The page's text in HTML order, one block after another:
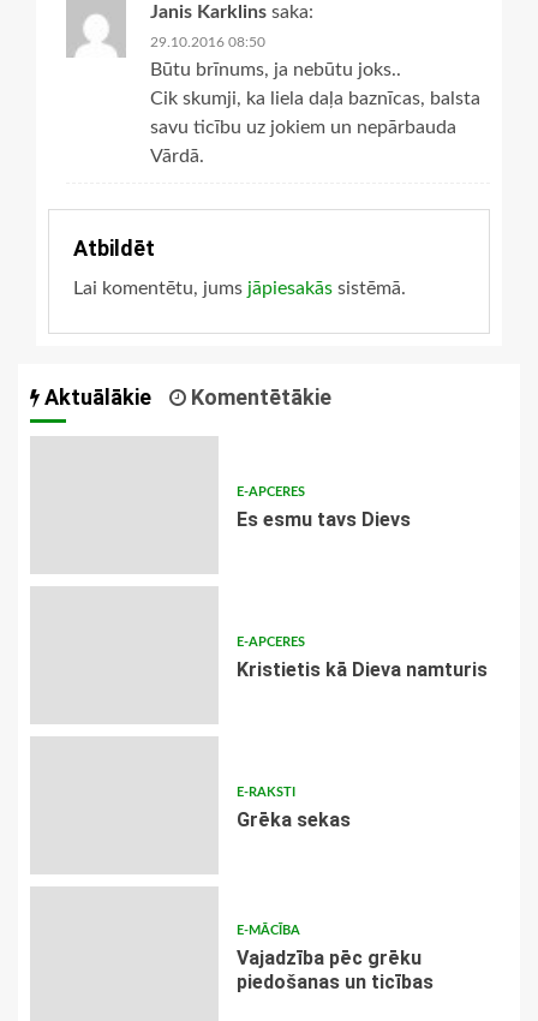
Janis Karklins saka:
29.10.2016 08:50
Būtu brīnums, ja nebūtu joks..
Cik skumji, ka liela daļa baznīcas, balsta
savu ticību uz jokiem un nepārbauda
Vārdā.
Atbildēt
Lai komentētu, jums jāpiesakās sistēmā.
Aktuālākie Komentētākie
E-APCERES
Es esmu tavs Dievs
E-APCERES
Kristietis kā Dieva namturis
E-RAKSTI
Grēka sekas
E-MĀCĪBA
Vajadzība pēc grēku
piedošanas un ticības